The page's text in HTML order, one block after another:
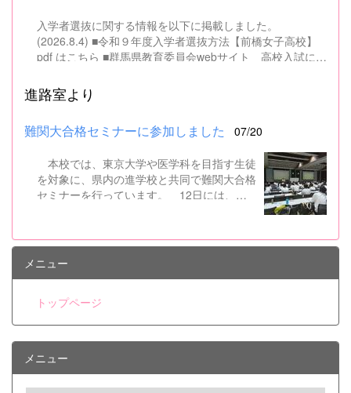
政府を暴力で破壊することを主張する政党その他の団体を
結成し、又はこれに加入した者 （2）平成11年改正前の民
法の規定による準禁治産の宣告を受けている者（心...
入学者選抜に関する情報を以下に掲載しました。
(2026.8.4) ■令和９年度入学者選抜方法【前橋女子高校】
pdf はこちら ■群馬県教育委員会webサイト 高校入試に関
進路室より
難関大合格セミナーに参加しました 07/20
本校では、東京大学や医学科を目指す生徒
を対象に、県内の進学校と共同で難関大合格
セミナーを行っています。 12日には、本
名の高校生が参加しました。駿台予備校から
東大入試に精通した講師をお招きし、合格す
るための答案作成力をつけるためのノウハウ
には群馬パース大学を会場に、群馬県高校生
し、医系小論文の作成法について丸1日講義
メニュー
トップページ
メニュー